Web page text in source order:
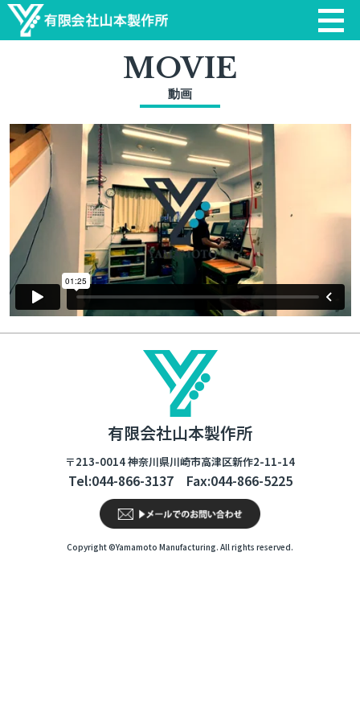
MOVIE
動画
有限会社山本製作所
〒213-0014 神奈川県川崎市高津区新作2-11-14
Tel:044-866-3137 Fax:044-866-5225
Copyright ©Yamamoto Manufacturing. All rights reserved.